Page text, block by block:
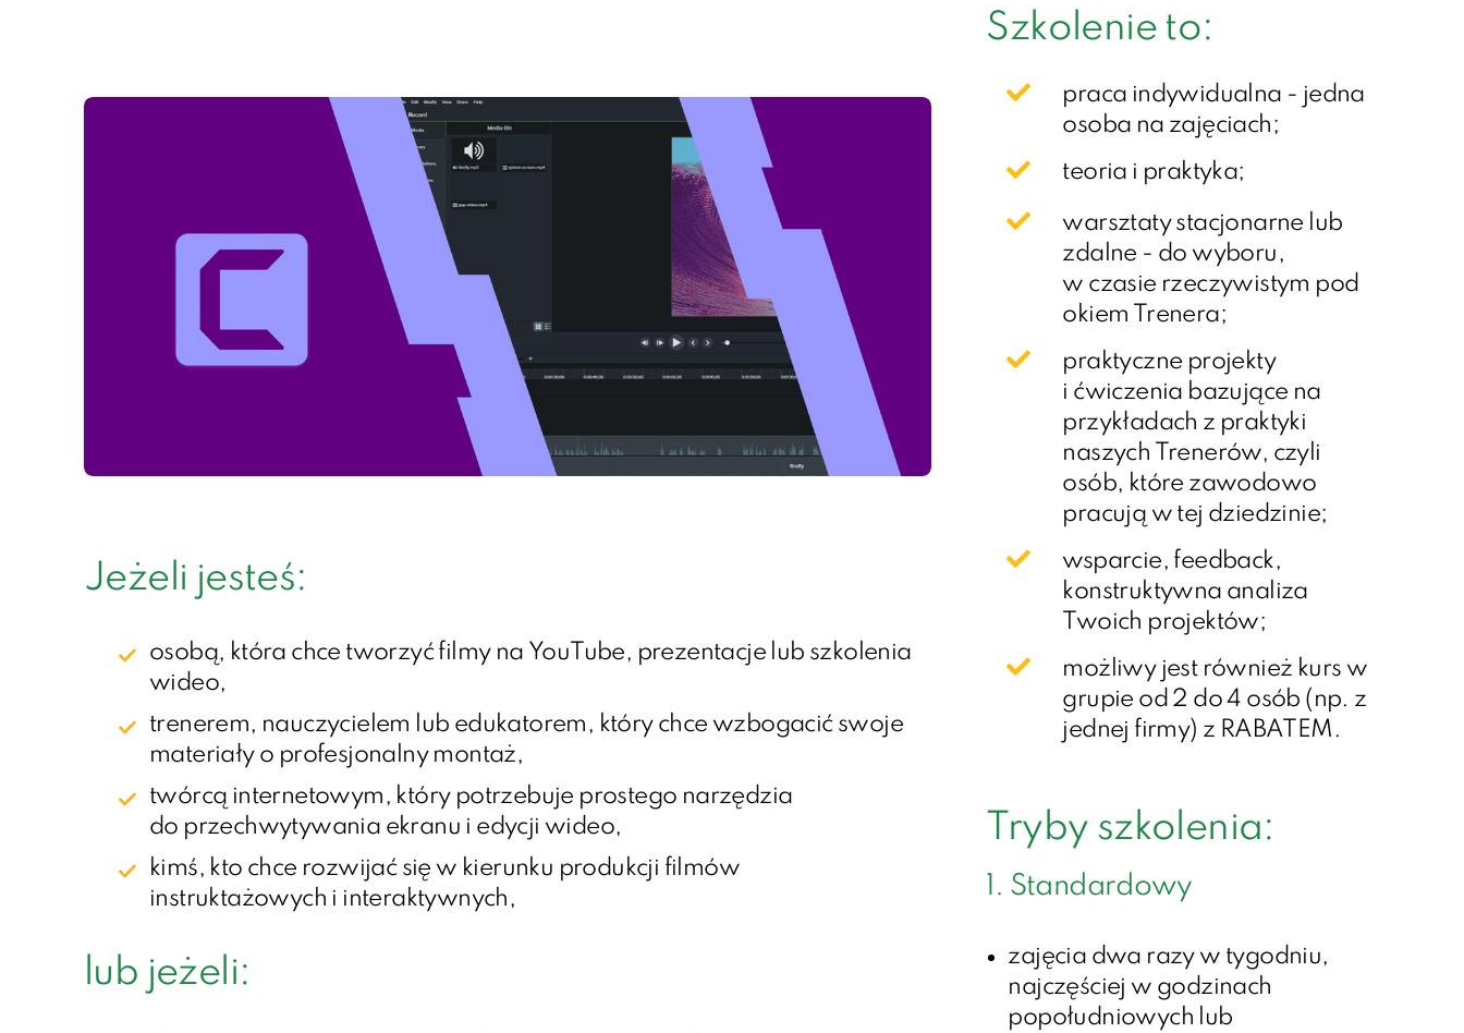
Jeżeli jesteś:
osobą, która chce tworzyć filmy na YouTube, prezentacje lub szkolenia
wideo,
trenerem, nauczycielem lub edukatorem, który chce wzbogacić swoje
materiały o profesjonalny montaż,
twórcą internetowym, który potrzebuje prostego narzędzia
do przechwytywania ekranu i edycji wideo,
kimś, kto chce rozwijać się w kierunku produkcji filmów
instruktażowych i interaktywnych,
lub jeżeli:
Szkolenie to:
praca indywidualna - jedna
osoba na zajęciach;
teoria i praktyka;​
warsztaty stacjonarne lub
zdalne - do wyboru,
w czasie rzeczywistym pod
okiem Trenera;
praktyczne projekty
i ćwiczenia bazujące na
przykładach z praktyki
naszych Trenerów, czyli
osób, które zawodowo
pracują w tej dziedzinie;
wsparcie, feedback,
konstruktywna analiza
Twoich projektów;
możliwy jest również kurs w
grupie od 2 do 4 osób (np. z
jednej firmy) z RABATEM.
Tryby szkolenia:
1. Standardowy
zajęcia dwa razy w tygodniu,
najczęściej w godzinach
popołudniowych lub